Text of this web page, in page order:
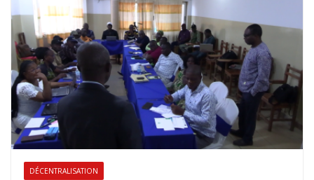
DÉCENTRALISATION